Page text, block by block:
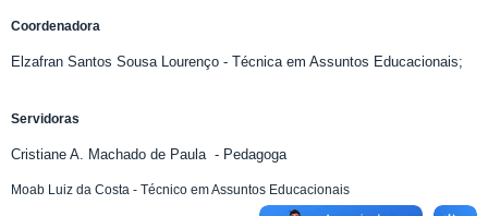
Coordenadora
Elzafran Santos Sousa Lourenço - Técnica em Assuntos Educacionais;
Servidoras
Cristiane A. Machado de Paula - Pedagoga
Moab Luiz da Costa - Técnico em Assuntos Educacionais